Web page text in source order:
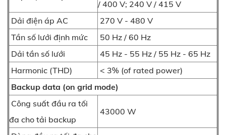
/ 400 V; 240 V / 415 V
Dải điện áp AC
270 V - 480 V
Tần số lưới định mức
50 Hz / 60 Hz
Dải tần số lưới
45 Hz - 55 Hz / 55 Hz - 65 Hz
Harmonic (THD)
< 3% (of rated power)
Backup data (on grid mode)
Công suất đầu ra tối
đa cho tải backup
43000 W